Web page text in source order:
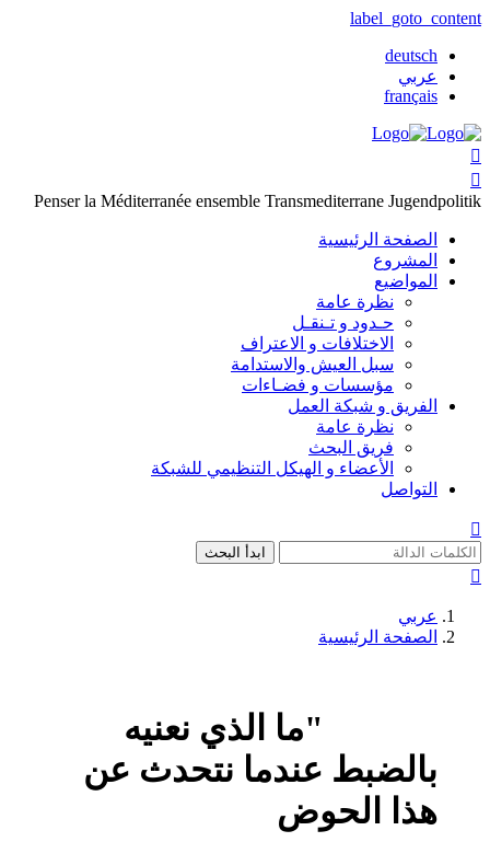
label_goto_content
deutsch
عربي
français


Penser la Méditerranée ensemble Transmediterrane Jugendpolitik
الصفحة الرئيسية
المشروع
المواضيع
نظرة عامة
حـدود و تـنقـل
الاختلافات و الاعتراف
سبل العيش والاستدامة
مؤسسات و فضـاءات
الفريق و شبكة العمل
نظرة عامة
فريق البحث
الأعضاء و الهيكل التنظيمي للشبكة
التواصل

ابدأ البحث

عربي
الصفحة الرئيسية
"ما الذي نعنيه
بالضبط عندما نتحدث عن
هذا الحوض